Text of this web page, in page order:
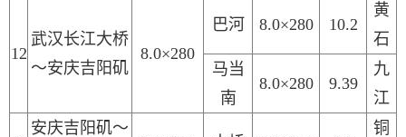
12
武汉长江大桥
～安庆吉阳矶
8.0×280
巴河 8.0×280 10.2
黄
石
马当
南
8.0×280 9.39
九
江
安庆吉阳矶～
铜